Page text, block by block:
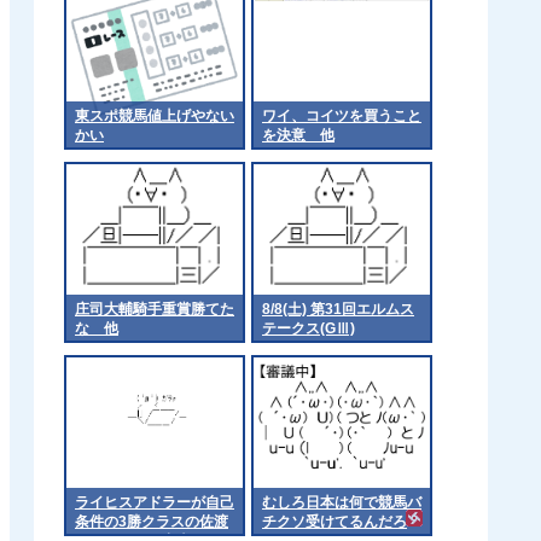
東スポ競馬値上げやない
かい
ワイ、コイツを買うこと
を決意 他
庄司大輔騎手重賞勝てた
な 他
8/8(土) 第31回エルムス
テークス(GⅢ)
ライヒスアドラーが自己
条件の3勝クラスの佐渡
むしろ日本は何で競馬バ
チクソ受けてるんだろ